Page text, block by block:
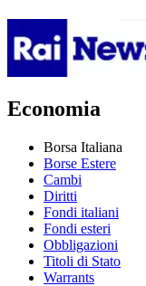
Economia
Borsa Italiana
Borse Estere
Cambi
Diritti
Fondi italiani
Fondi esteri
Obbligazioni
Titoli di Stato
Warrants